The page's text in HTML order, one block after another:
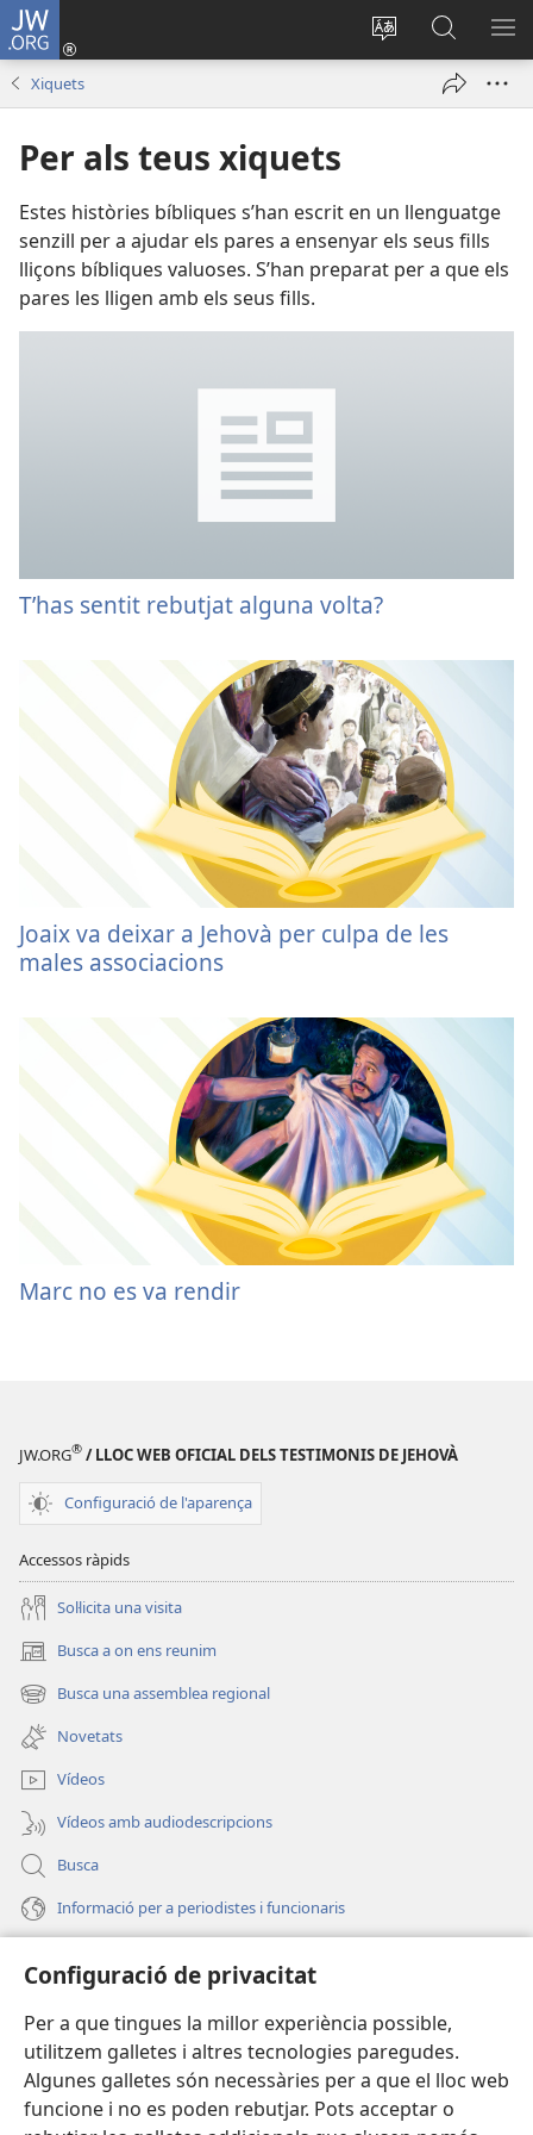
Configuració de privacitat
Per a que tingues la millor experiència possible,
utilitzem galletes i altres tecnologies paregudes.
Algunes galletes són necessàries per a que el lloc web
funcione i no es poden rebutjar. Pots acceptar o
JW.ORG
Canviar
l'idioma
Iniciar
sessió
Busca
a
JW.ORG
Xiquets
Per als teus xiquets
Estes històries bíbliques s’han escrit en un llenguatge
senzill per a ajudar els pares a ensenyar els seus fills
lliçons bíbliques valuoses. S’han preparat per a que els
pares les lligen amb els seus fills.
T’has sentit rebutjat alguna volta?
Joaix va deixar a Jehovà per culpa de les
males associacions
Marc no es va rendir
JW.ORG® / LLOC WEB OFICIAL DELS TESTIMONIS DE JEHOVÀ
Configuració de l'aparença
Accessos ràpids
Soŀlicita una visita
Busca a on ens reunim
(obri
en
una
finestra
nova)
Busca una assemblea regional
(obri
en
una
finestra
nova)
Novetats
Vídeos
Vídeos amb audiodescripcions
Busca
Informació per a periodistes i funcionaris
(obri
en
una
finestra
nova)
BIBLIOTECA EN LÍNIA Watchtower™
(obri
en
JW Hub